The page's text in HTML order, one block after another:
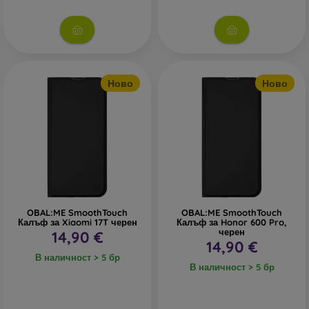
В нашия онлайн магазин
ще намерите десетки
интересни калъфи за телефони, изработени от различни
материали. Просто изберете този, който е за вас.
Ново
OBAL:ME SmoothTouch
Калъф за Xiaomi 17T черен
14,90 €
В наличност > 5 бр
Ново
OBAL:ME SmoothTouch
Калъф за Honor 600 Pro,
черен
14,90 €
В наличност > 5 бр